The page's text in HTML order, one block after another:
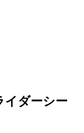
イダーシー